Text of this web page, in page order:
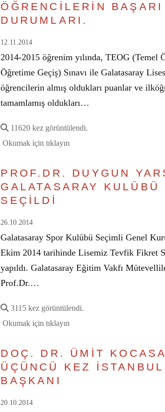
ÖĞRENCİLERİN BAŞARI
DURUMLARI.
12.11.2014
2014-2015 öğrenim yılında, TEOG (Temel
Öğretime Geçiş) Sınavı ile Galatasaray
öğrencilerin almış oldukları puanlar ve
tamamlamış oldukları…
11620 kez görüntülendi.
Okumak için tıklayın
PROF.DR. DUYGUN
GALATASARAY KULÜBÜ
SEÇİLDİ
26.10.2014
Galatasaray Spor Kulübü Seçimli Genel
Ekim 2014 tarihinde Lisemiz Tevfik Fikret
yapıldı. Galatasaray Eğitim Vakfı
Prof.Dr.…
3115 kez görüntülendi.
Okumak için tıklayın
DOÇ. DR. ÜMİT
ÜÇÜNCÜ KEZ İSTANBUL
BAŞKANI
20.10.2014